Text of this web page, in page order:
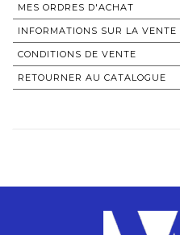
MES ORDRES D'ACHAT
INFORMATIONS SUR LA VENTE
CONDITIONS DE VENTE
RETOURNER AU CATALOGUE